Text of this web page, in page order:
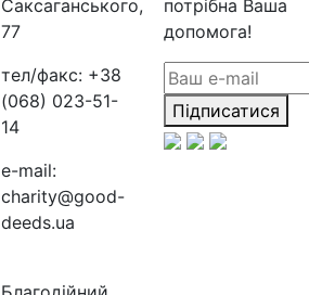
Саксаганського,
77
тел/факс: +38
(068) 023-51-
14
e-mail:
charity@good-
deeds.ua
потрібна Ваша
допомога!
Підписатися